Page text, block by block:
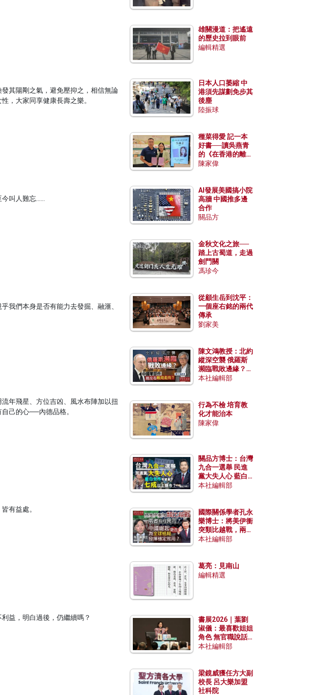
其陽剛之氣，避免壓抑之，相信無論
，大家同享健康長壽之樂。
叫人難忘……
我們本身是否有能力去發掘、融滙、
年飛星、方位吉凶、風水布陣加以扭
己的心──內德品格。
有益處。
益，明白過後，仍繼續嗎？
雄關漫道：把遙遠
的歷史拉到眼前
編輯精選
日本人口萎縮 中
港須先謀劃免步其
後塵
陸振球
種菜得愛 記一本
好書──讀吳燕青
的《在香港的離島
種菜》
陳家偉
AI發展美國搞小院
高牆 中國推多邊
合作
關品方
金秋文化之旅──
踏上古蜀道，走過
劍門關
馮珍今
從顧生岳到沈平：
一個座右銘的兩代
傳承
劉家美
陳文鴻教授：北約
縱深空襲 俄羅斯
瀕臨戰敗邊緣？中
國零部件能左右戰
本社編輯部
行為不檢 培育教
化才能治本
陳家偉
關品方博士：台灣
九合一選舉 民進
黨大失人心 藍白
合作有望拿下七成
本社編輯部
國際關係學者孔永
樂博士：將美伊衝
突類比越戰，兩者
有何異同？中國崛
本社編輯部
葛亮：見南山
編輯精選
書展2026｜葉劉
淑儀：最喜歡姐姐
角色 無官職說話
包袱少
本社編輯部
梁鏡威獲任方大副
校長 呂大樂加盟
社科院